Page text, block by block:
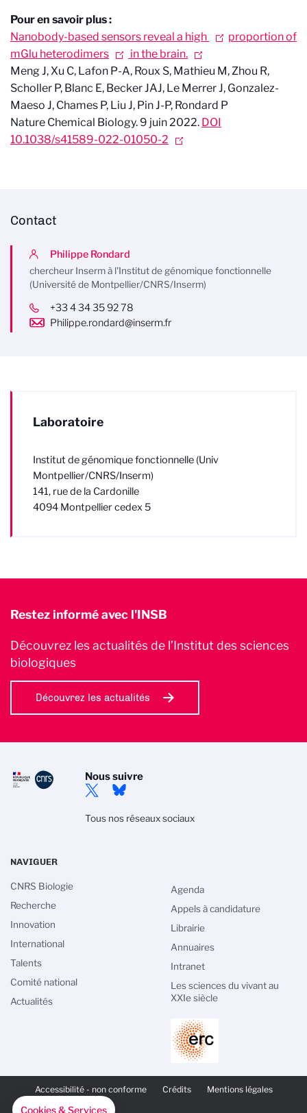
Pour en savoir plus :
Nanobody-based sensors reveal a high
proportion of
mGlu heterodimers
in the brain.
Meng J, Xu C, Lafon P-A, Roux S, Mathieu M, Zhou R,
Scholler P, Blanc E, Becker JAJ, Le Merrer J, Gonzalez-
Maeso J, Chames P, Liu J, Pin J-P, Rondard P
Nature Chemical Biology. 9 juin 2022. DOI
10.1038/s41589-022-01050-2
Contact
Philippe Rondard
chercheur Inserm à l'Institut de génomique fonctionnelle
(Université de Montpellier/CNRS/Inserm)
+33 4 34 35 92 78
Philippe.rondard@inserm.fr
Laboratoire
Institut de génomique fonctionnelle (Univ
Montpellier/CNRS/Inserm)
141, rue de la Cardonille
4094 Montpellier cedex 5
Restez informé avec l'INSB
Découvrez les actualités de l’Institut des sciences
biologiques
Découvrez les actualités
Nous suivre
Tous nos réseaux sociaux
PAGE
SECONDAIRE
Accessibilité - non conforme Crédits Mentions légales
NAVIGUER
CNRS Biologie
Recherche
Innovation
International
Talents
Comité national
Actualités
Agenda
Appels à candidature
Librairie
Annuaires
Intranet
Les sciences du vivant au
XXIe siècle
Cookies & Services